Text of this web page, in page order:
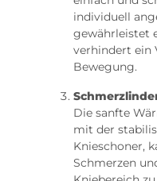
individuell
gewährleistet
verhindert ein
Bewegung.
Die sanfte
mit der
Knieschoner,
Schmerzen